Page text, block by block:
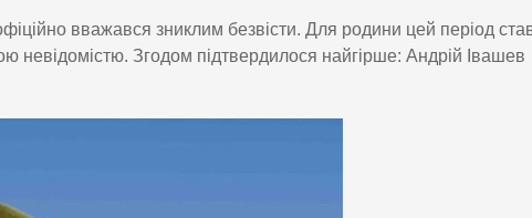
вважався зниклим безвісти. Для родини цей період
Згодом підтвердилося найгірше: Андрій Івашев